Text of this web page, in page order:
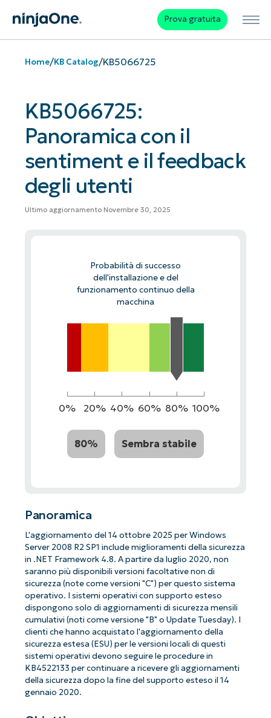
Prova gratuita
Home/KB Catalog/KB5066725
KB5066725:
Panoramica con il
sentiment e il feedback
degli utenti
Ultimo aggiornamento Novembre 30, 2025
Probabilità di successo
dell'installazione e del
funzionamento continuo della
macchina
0% 20% 40% 60% 80% 100%
80% Sembra stabile
Panoramica
L'aggiornamento del 14 ottobre 2025 per Windows
Server 2008 R2 SP1 include miglioramenti della sicurezza
in .NET Framework 4.8. A partire da luglio 2020, non
saranno più disponibili versioni facoltative non di
sicurezza (note come versioni "C") per questo sistema
operativo. I sistemi operativi con supporto esteso
dispongono solo di aggiornamenti di sicurezza mensili
cumulativi (noti come versione "B" o Update Tuesday). I
clienti che hanno acquistato l'aggiornamento della
sicurezza estesa (ESU) per le versioni locali di questi
sistemi operativi devono seguire le procedure in
KB4522133 per continuare a ricevere gli aggiornamenti
della sicurezza dopo la fine del supporto esteso il 14
gennaio 2020.